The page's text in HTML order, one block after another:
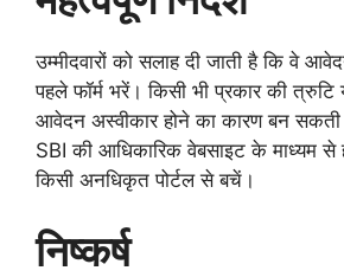
उम्मीदवारों को सलाह दी जाती है कि वे
पहले फॉर्म भरें। किसी भी प्रकार की त्रुटि
आवेदन अस्वीकार होने का कारण बन
SBI की आधिकारिक वेबसाइट के माध्यम
किसी अनधिकृत पोर्टल से बचें।
निष्कर्ष